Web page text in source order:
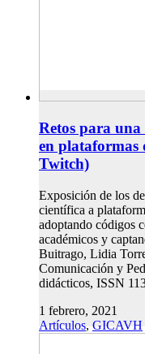
Retos para
en plataformas
Twitch)
Exposición de los
científica a
adoptando códigos
académicos y
Buitrago, Lidia
Comunicación y
didácticos, ISSN
1 febrero, 2021
Artículos, GICAVH